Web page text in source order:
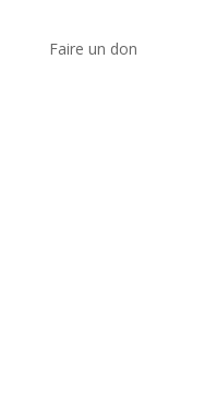
Faire un don